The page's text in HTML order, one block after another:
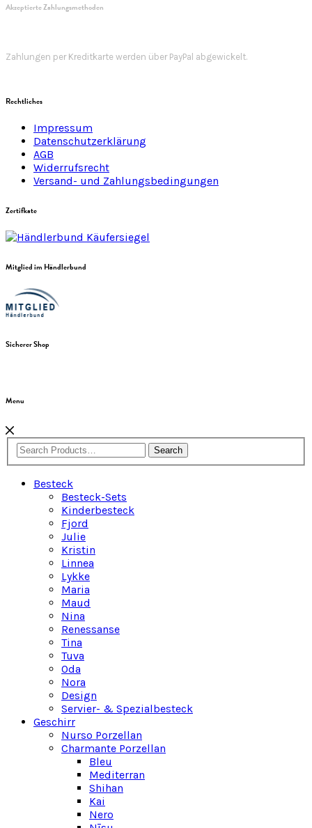
Akzeptierte Zahlungsmethoden
Zahlungen per Kreditkarte werden über PayPal abgewickelt.
Rechtliches
Impressum
Datenschutzerklärung
AGB
Widerrufsrecht
Versand- und Zahlungsbedingungen
Zertifkate
Mitglied im Händlerbund
Sicherer Shop
Menu
Search
Besteck
Besteck-Sets
Kinderbesteck
Fjord
Julie
Kristin
Linnea
Lykke
Maria
Maud
Nina
Renessanse
Tina
Tuva
Oda
Nora
Design
Servier- & Spezialbesteck
Geschirr
Nurso Porzellan
Charmante Porzellan
Bleu
Mediterran
Shihan
Kai
Nero